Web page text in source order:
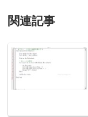
関連記事